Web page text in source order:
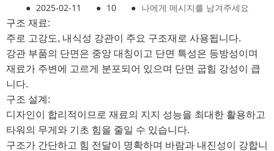
● 2025-02-11 ● 10 ● 나에게 메시지를 남겨주세요
구조 재료:
주로 고강도, 내식성 강관이 주요 구조재로 사용됩니다.
강관 부품의 단면은 중앙 대칭이고 단면 특성은 등방성이며
재료가 주변에 고르게 분포되어 있으며 단면 굽힘 강성이 큽
니다.
구조 설계:
디자인이 합리적이므로 재료의 지지 성능을 최대한 활용하고
타워의 무게와 기초 힘을 줄일 수 있습니다.
구조가 간단하고 힘 전달이 명확하며 바람과 내진성이 강합니